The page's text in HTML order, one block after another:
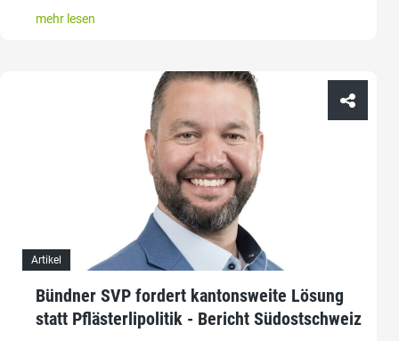
mehr lesen
Artikel
Bündner SVP fordert kantonsweite Lösung
statt Pflästerlipolitik - Bericht Südostschweiz